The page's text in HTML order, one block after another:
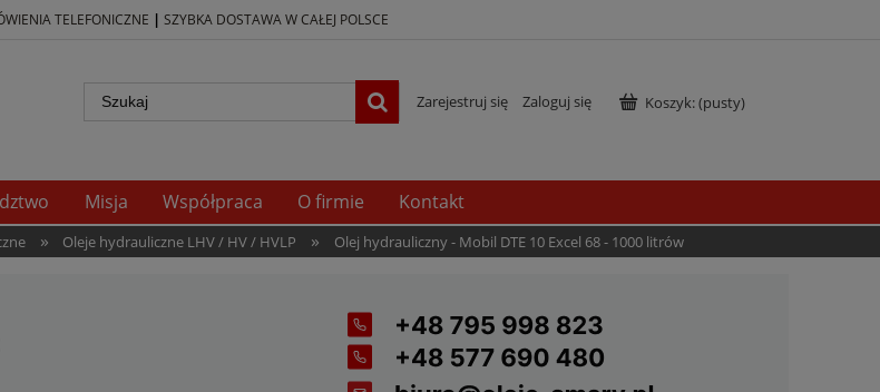
TELEFONICZNE | SZYBKA DOSTAWA W CAŁEJ POLSCE
Koszyk:(pusty)
Zarejestruj się Zaloguj się
Misja Współpraca O firmie Kontakt
» Oleje hydrauliczne LHV / HV / HVLP » Olej hydrauliczny - Mobil DTE 10 Excel 68 - 1000 litrów